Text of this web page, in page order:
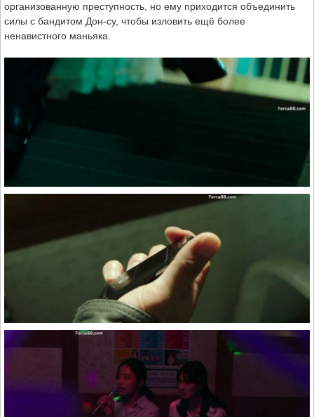
организованную преступность, но ему приходится объединить
силы с бандитом Дон-су, чтобы изловить ещё более
ненавистного маньяка.